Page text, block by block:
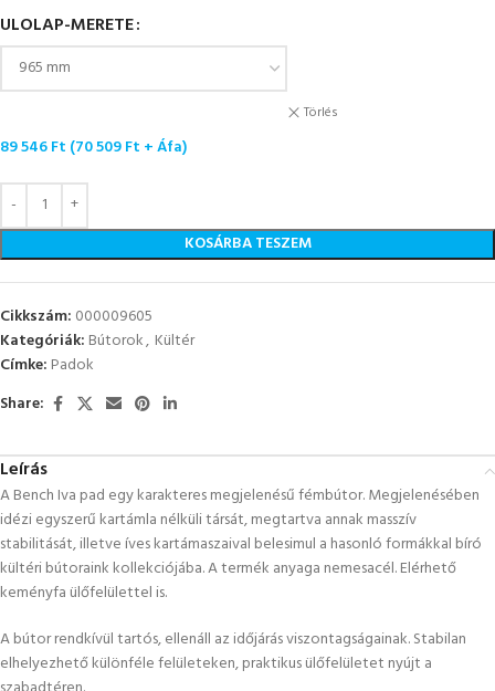
ULOLAP-MERETE
Törlés
89 546Ft (70 509Ft + Áfa)
KOSÁRBA TESZEM
Cikkszám: 000009605
Kategóriák: Bútorok, Kültér
Címke: Padok
Share:
Leírás
A Bench Iva pad egy karakteres megjelenésű fémbútor. Megjelenésében
idézi egyszerű kartámla nélküli társát, megtartva annak masszív
stabilitását, illetve íves kartámaszaival belesimul a hasonló formákkal bíró
kültéri bútoraink kollekciójába. A termék anyaga nemesacél. Elérhető
keményfa ülőfelülettel is.
A bútor rendkívül tartós, ellenáll az időjárás viszontagságainak. Stabilan
elhelyezhető különféle felületeken, praktikus ülőfelületet nyújt a